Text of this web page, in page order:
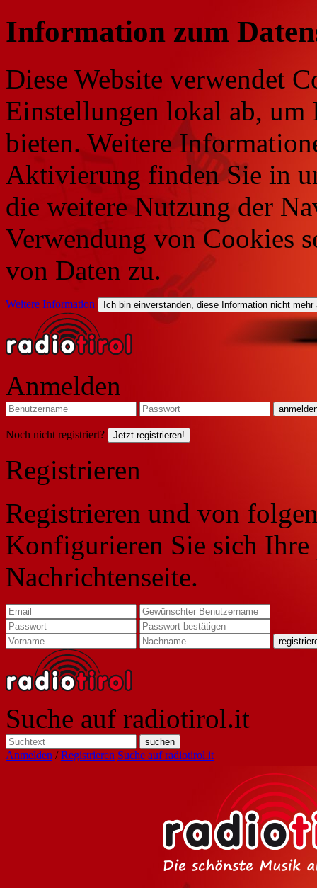
Information zum
Diese Website verwendet
Einstellungen lokal ab, um
bieten. Weitere
Aktivierung finden Sie in
die weitere Nutzung der
Verwendung von Cookies
von Daten zu.
Weitere Information Ich bin einverstanden, diese Information nicht mehr
Anmelden
Noch nicht registriert? Jetzt registrieren!
Registrieren
Registrieren und von
Konfigurieren Sie sich
Nachrichtenseite.
Suche auf radiotirol.it
Anmelden /Registrieren Suche auf radiotirol.it